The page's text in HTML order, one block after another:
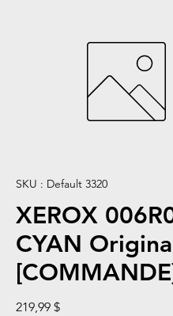
SKU : Default 3320
XEROX
CYAN
219,99 $Prix